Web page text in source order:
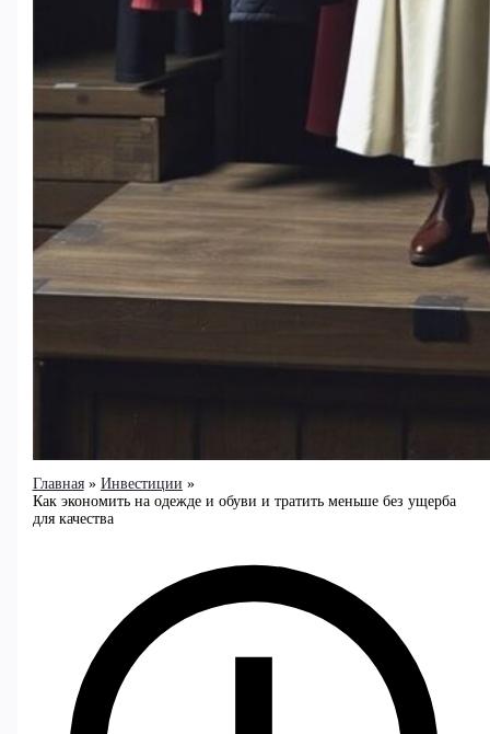
Главная
Инвестиции
Как экономить на одежде и обуви и тратить меньше без ущерба
для качества